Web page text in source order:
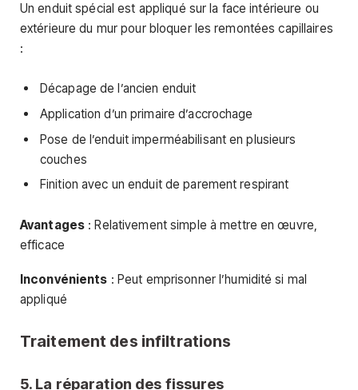
Un enduit spécial est appliqué sur la face intérieure ou
extérieure du mur pour bloquer les remontées capillaires
:
Décapage de l’ancien enduit
Application d’un primaire d’accrochage
Pose de l’enduit imperméabilisant en plusieurs
couches
Finition avec un enduit de parement respirant
Avantages : Relativement simple à mettre en œuvre,
efficace
Inconvénients : Peut emprisonner l’humidité si mal
appliqué
Traitement des infiltrations
5. La réparation des fissures